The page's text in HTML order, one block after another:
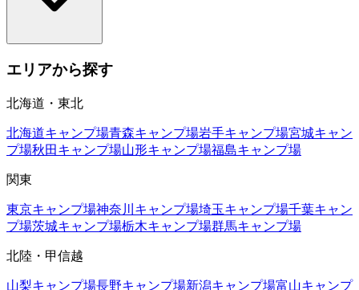
エリアから探す
北海道・東北
北海道キャンプ場青森キャンプ場岩手キャンプ場宮城キャン
プ場秋田 キャンプ場山形キャンプ場福島キャンプ場
関東
東京キャンプ場神奈川 キャンプ場埼玉キャンプ場千葉キャン
プ場茨城キャンプ場栃木キャンプ場群馬キャンプ場
北陸・甲信越
山梨キャンプ場長野キャンプ場新潟キャンプ場富山キャンプ